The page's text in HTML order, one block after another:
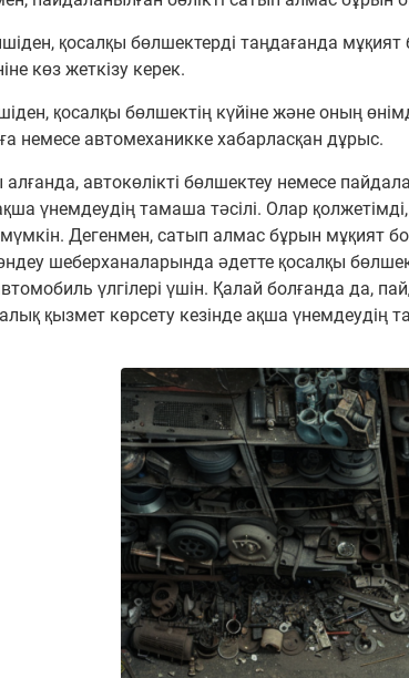
қосалқы бөлшектерді таңдағанда
көз жеткізу керек.
қосалқы бөлшектің күйіне және оның
немесе автомеханикке хабарласқан дұрыс.
автокөлікті бөлшектеу немесе
үнемдеудің тамаша тәсілі. Олар
Дегенмен, сатып алмас бұрын мұқият
шеберханаларында әдетте қосалқы
үлгілері үшін. Қалай болғанда да,
қызмет көрсету кезінде ақша үнемдеудің